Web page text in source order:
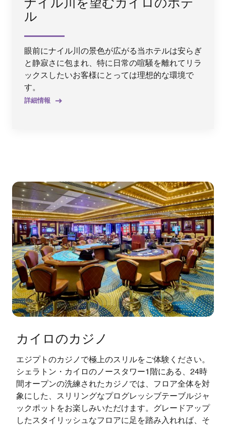
ル
眼前にナイル川の景色が広がる当ホテルは安らぎ
と静寂さに包まれ、特に日常の喧騒を離れてリラ
ックスしたいお客様にとっては理想的な環境で
す。
詳細情報
カイロのカジノ
エジプトのカジノで極上のスリルをご体験ください。
シェラトン・カイロのノースタワー1階にある、24時
間オープンの洗練されたカジノでは、フロア全体を対
象にした、スリリングなプログレッシブテーブルジャ
ックポットをお楽しみいただけます。グレードアップ
したスタイリッシュなフロアに足を踏み入れれば、そ